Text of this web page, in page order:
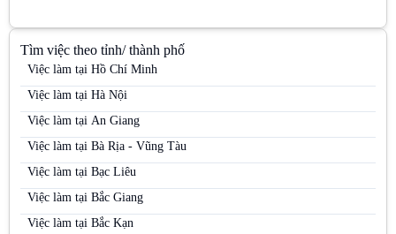
Tìm việc theo tỉnh/ thành phố
Việc làm tại Hồ Chí Minh
Việc làm tại Hà Nội
Việc làm tại An Giang
Việc làm tại Bà Rịa - Vũng Tàu
Việc làm tại Bạc Liêu
Việc làm tại Bắc Giang
Việc làm tại Bắc Kạn